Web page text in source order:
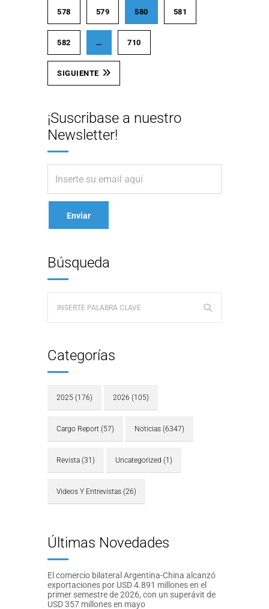
578 579 580 581
582 … 710
SIGUIENTE
¡Suscribase a nuestro
Newsletter!
Búsqueda
Categorías
2025 (176) 2026 (105)
Cargo Report (57) Noticias (6347)
Revista (31) Uncategorized (1)
Videos Y Entrevistas (26)
Últimas Novedades
El comercio bilateral Argentina-China alcanzó
exportaciones por USD 4.891 millones en el
primer semestre de 2026, con un superávit de
USD 357 millones en mayo